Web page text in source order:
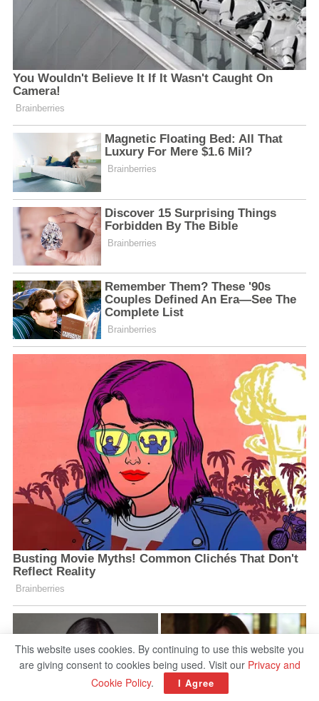
This website uses cookies. By continuing to use this website you
are giving consent to cookies being used. Visit our Privacy and
Cookie Policy. I Agree